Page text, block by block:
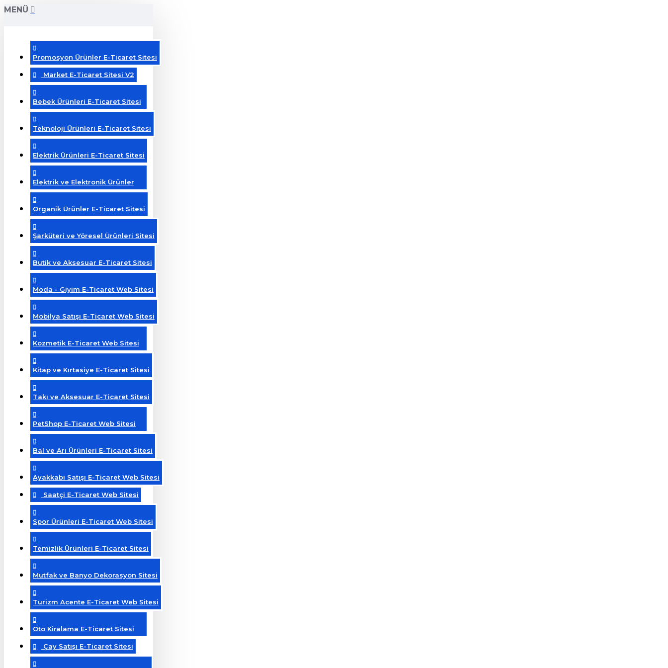
MENÜ
Promosyon Ürünler E-Ticaret Sitesi
Market E-Ticaret Sitesi V2
Bebek Ürünleri E-Ticaret Sitesi
Teknoloji Ürünleri E-Ticaret Sitesi
Elektrik Ürünleri E-Ticaret Sitesi
Elektrik ve Elektronik Ürünler
Organik Ürünler E-Ticaret Sitesi
Şarküteri ve Yöresel Ürünleri Sitesi
Butik ve Aksesuar E-Ticaret Sitesi
Moda - Giyim E-Ticaret Web Sitesi
Mobilya Satışı E-Ticaret Web Sitesi
Kozmetik E-Ticaret Web Sitesi
Kitap ve Kırtasiye E-Ticaret Sitesi
Takı ve Aksesuar E-Ticaret Sitesi
PetShop E-Ticaret Web Sitesi
Bal ve Arı Ürünleri E-Ticaret Sitesi
Ayakkabı Satışı E-Ticaret Web Sitesi
Saatçi E-Ticaret Web Sitesi
Spor Ürünleri E-Ticaret Web Sitesi
Temizlik Ürünleri E-Ticaret Sitesi
Mutfak ve Banyo Dekorasyon Sitesi
Turizm Acente E-Ticaret Web Sitesi
Oto Kiralama E-Ticaret Sitesi
Çay Satışı E-Ticaret Sitesi